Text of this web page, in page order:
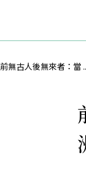
前無古人後無來者：當